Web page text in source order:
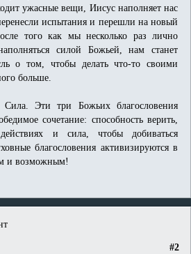
ужасные вещи, Иисус наполняет нас
испытания и перешли на новый
того как мы несколько раз лично
силой Божьей, нам станет
о том, чтобы делать что-то своими
больше.
Эти три Божьих благословения
сочетание: способность верить,
и сила, чтобы добиваться
благословения активизируются в
и возможным!
#2